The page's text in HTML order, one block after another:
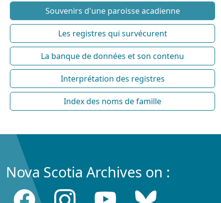
Souvenirs d'une paroisse acadienne
Les registres qui survécurent
La banque de données et son contenu
Interprétation des registres
Index des noms de famille
Nova Scotia Archives on :